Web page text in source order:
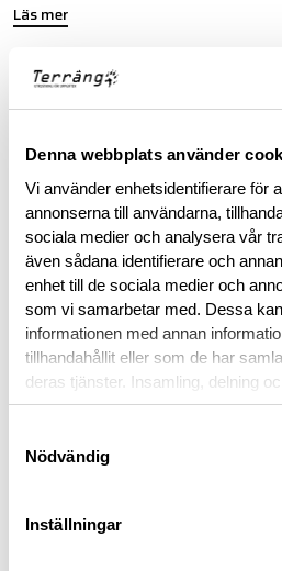
Denna webbplats använder
Vi använder enhetsidentifierare för
annonserna till användarna,
sociala medier och analysera vår
även sådana identifierare och
enhet till de sociala medier och
som vi samarbetar med. Dessa
informationen med annan
tillhandahållit eller som de har
deras tjänster. Insamling, delning
personuppgifter kan användas för
Nödvändig
Inställningar
Läs mer
ARC'TERYX LEAF PURCHASE
To purchase Arc'teryx LEAF
identification confirming your status
user within law enforcement or
requirement ensures that these
accessible to those in professional
intended to be utilized.
BESKRIVNING
OM VARUMÄRKET